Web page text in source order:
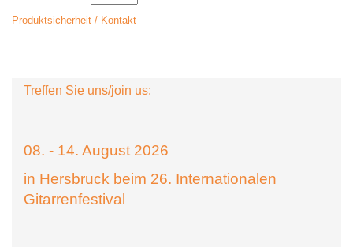
Produktsicherheit / Kontakt
Treffen Sie uns/join us:
08. - 14. August 2026
in Hersbruck beim 26. Internationalen
Gitarrenfestival